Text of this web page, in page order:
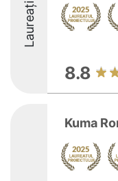
Laureați
8.8
Kuma